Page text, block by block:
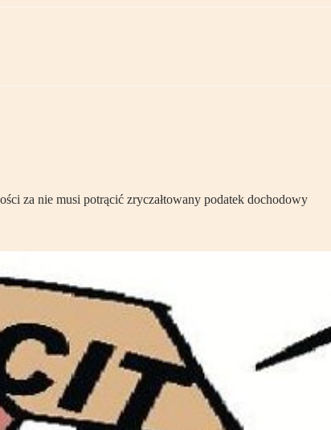
za nie musi potrącić zryczałtowany podatek dochodowy